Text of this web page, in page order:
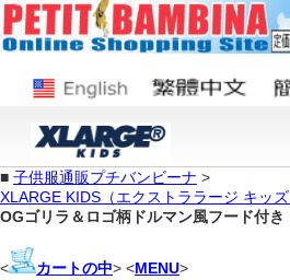
■ 子供服通販プチバンビーナ >
XLARGE KIDS（エクストララージ キッズ
OGゴリラ＆ロゴ柄ドルマン風フード付き
< カートの中> <MENU>